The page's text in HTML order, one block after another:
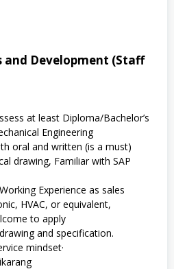
and Development (Staff
at least Diploma/Bachelor’s
Engineering
oral and written (is a must)
drawing, Familiar with SAP
Experience as sales
HVAC, or equivalent,
to apply
and specification.
mindset·